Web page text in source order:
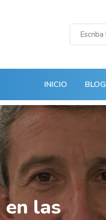
INICIO BLOG
en las